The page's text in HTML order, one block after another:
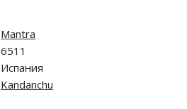
Mantra
6511
Испания
Kandanchu